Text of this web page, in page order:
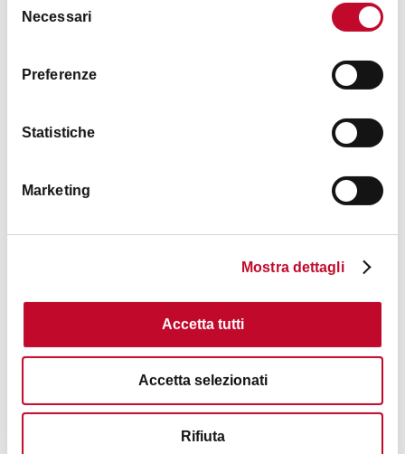
delNecessari
Preferenze
Statistiche
Marketing
Mostra dettagli
Accetta tutti
Accetta selezionati
Rifiuta
藝術文化
时间表
每周日10:00-13:00、16:30-19:30
12月至2月、8月、圣诞节、元旦和复活节关闭